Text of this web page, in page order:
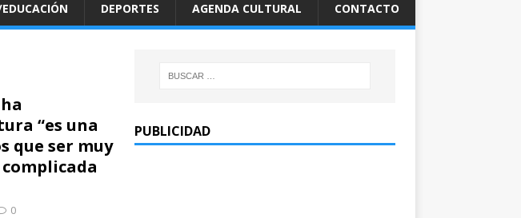
DEPORTES AGENDA CULTURAL CONTACTO
“es una
que ser muy
0
PUBLICIDAD